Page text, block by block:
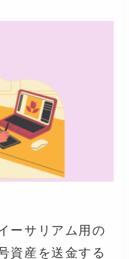
ーサリアム用の
資産を送金する